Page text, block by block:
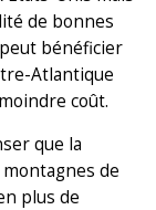
de bonnes
bénéficier
Atlantique
coût.
que la
de
plus de